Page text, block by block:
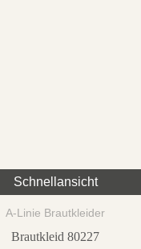
Schnellansicht
A-Linie Brautkleider
Brautkleid 80227